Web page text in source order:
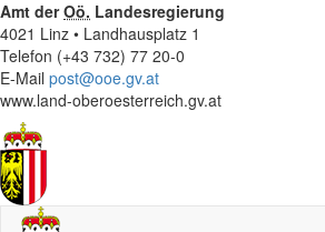
Amt derOö. Landesregierung
4021 Linz • Landhausplatz 1
Telefon (+43 732) 77 20-0
E-Mail post@ooe.gv.at
www.land-oberoesterreich.gv.at